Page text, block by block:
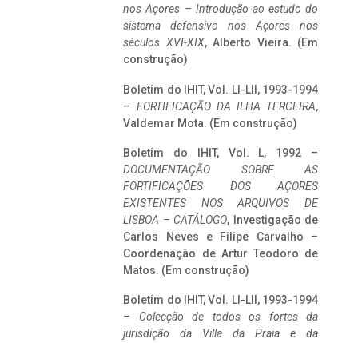
nos Açores – Introdução ao estudo do
sistema defensivo nos Açores nos
séculos XVI-XIX, Alberto Vieira. (Em
construção)
Boletim do IHIT, Vol. LI-LII, 1993-1994
– FORTIFICAÇÃO DA ILHA TERCEIRA,
Valdemar Mota. (Em construção)
Boletim do IHIT, Vol. L, 1992 –
DOCUMENTAÇÃO SOBRE AS
FORTIFICAÇÕES DOS AÇORES
EXISTENTES NOS ARQUIVOS DE
LISBOA – CATÁLOGO, Investigação de
Carlos Neves e Filipe Carvalho –
Coordenação de Artur Teodoro de
Matos. (Em construção)
Boletim do IHIT, Vol. LI-LII, 1993-1994
– Colecção de todos os fortes da
jurisdição da Villa da Praia e da